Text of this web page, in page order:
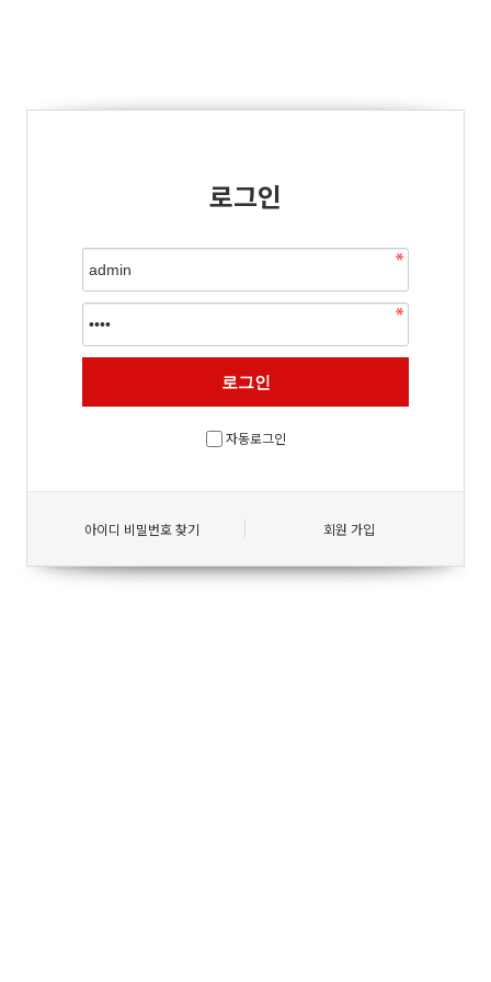
로그인
자동로그인
아이디 비밀번호 찾기 회원 가입